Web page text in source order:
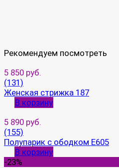
Рекомендуем посмотреть
5 850 руб.
(131)
Женская стрижка 187
В корзину
5 890 руб.
(155)
Полупарик с ободком E605
В корзину
-23%